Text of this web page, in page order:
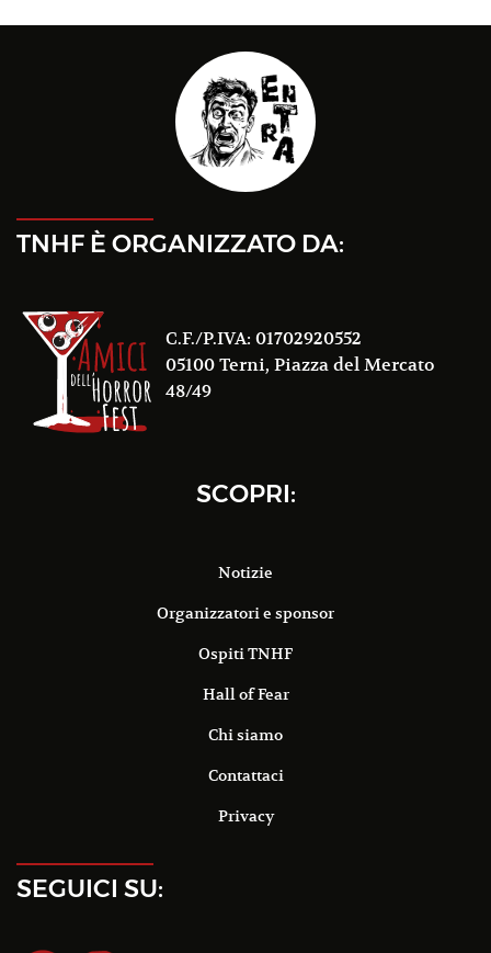
TNHF È ORGANIZZATO DA:
C.F./P.IVA: 01702920552
05100 Terni, Piazza del Mercato
48/49
SCOPRI:
Notizie
Organizzatori e sponsor
Ospiti TNHF
Hall of Fear
Chi siamo
Contattaci
Privacy
SEGUICI SU: